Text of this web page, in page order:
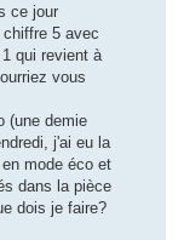
ce jour
chiffre 5 avec
qui revient à
vous
(une demie
j'ai eu la
mode éco et
dans la pièce
dois je faire?